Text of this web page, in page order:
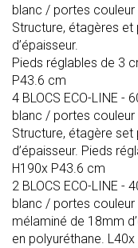
blanc / portes couleur
Structure, étagères
d’épaisseur.
Pieds réglables de 3
P43.6 cm
4 BLOCS ECO-LINE -
blanc / portes couleur
Structure, étagère
d’épaisseur. Pieds
H190x P43.6 cm
2 BLOCS ECO-LINE -
blanc / portes
mélaminé de 18mm
en polyuréthane.